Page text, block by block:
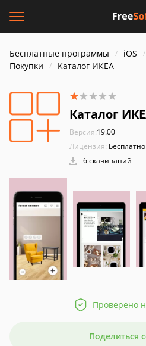
Бесплатные программы iOS
Покупки
Каталог ИКЕА
Каталог
Версия:19.00
Лицензия:
6 скачиваний
Проверено
Поделиться